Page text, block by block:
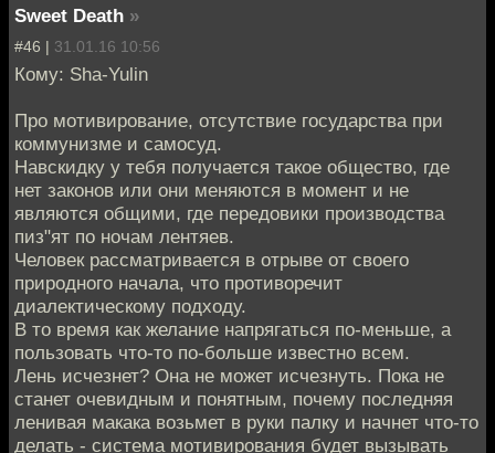
Sweet Death »
#46 | 31.01.16 10:56
Кому: Sha-Yulin
Про мотивирование, отсутствие государства при
коммунизме и самосуд.
Навскидку у тебя получается такое общество, где
нет законов или они меняются в момент и не
являются общими, где передовики производства
пиз"ят по ночам лентяев.
Человек рассматривается в отрыве от своего
природного начала, что противоречит
диалектическому подходу.
В то время как желание напрягаться по-меньше, а
пользовать что-то по-больше известно всем.
Лень исчезнет? Она не может исчезнуть. Пока не
станет очевидным и понятным, почему последняя
ленивая макака возьмет в руки палку и начнет что-то
делать - система мотивирования будет вызывать